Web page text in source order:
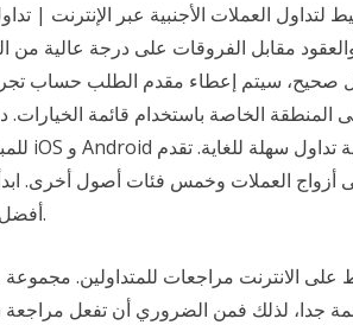
العملات الأجنبية عبر الإنترنت |
مقابل الفروقات على درجة عالية من
المنطقة الخاصة باستخدام قائمة
أفضل وسيط تداول العملات الأجنبية في العالم.
على الانترنت مراجعات للمتداولين.
جدا، لذلك فمن الضروري أن تفعل مراجعة